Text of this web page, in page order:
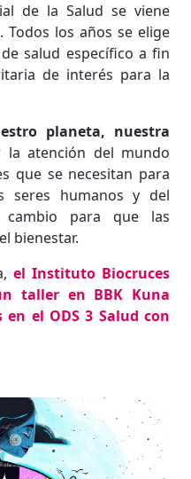
de la Salud se viene
Todos los años se elige
salud específico a fin
de interés para la
planeta, nuestra
la atención del mundo
que se necesitan para
seres humanos y del
para que las
bienestar.
el Instituto Biocruces
taller en BBK Kuna
el ODS 3 Salud con